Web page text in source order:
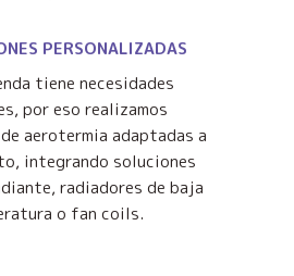
PERSONALIZADAS
tiene necesidades
por eso realizamos
aerotermia adaptadas a
integrando soluciones
radiadores de baja
o fan coils.